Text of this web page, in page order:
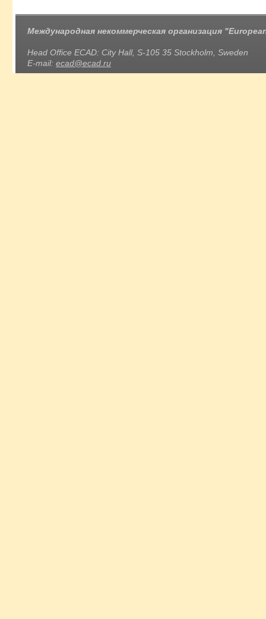
Международная некоммерческая организация
Head Office ECAD: City Hall, S-105 35 Stockholm, Sweden
E-mail: ecad@ecad.ru